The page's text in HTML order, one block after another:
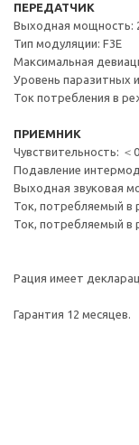
ПЕРЕДАТЧИК
Выходная мощность:
Тип модуляции: F3E
Максимальная
Уровень паразитных
Ток потребления в
ПРИЕМНИК
Чувствительность: ＜
Подавление
Выходная звуковая
Ток, потребляемый в
Ток, потребляемый в
Рация имеет
Гарантия 12 месяцев.